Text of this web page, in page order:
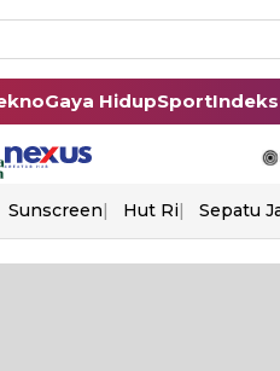
Gaya HidupSportIndeks
Sunscreen Hut Ri Sepatu